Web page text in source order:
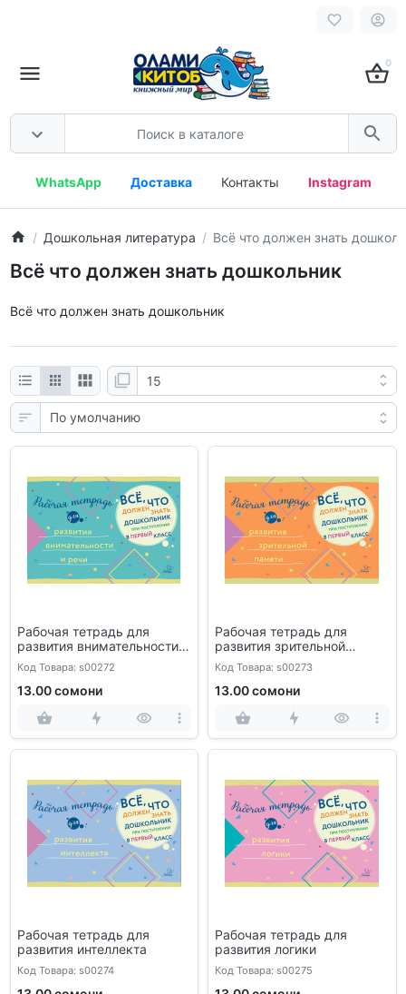
0
WhatsApp Доставка Контакты Instagram
Дошкольная литература Всё что должен знать
Всё что должен знать дошкольник
Всё что должен знать дошкольник
Рабочая тетрадь для
развития внимательности и
речи
Код Товара: s00272
13.00 сомони
Рабочая тетрадь для
развития зрительной
памяти
Код Товара: s00273
13.00 сомони
Рабочая тетрадь для
развития интеллекта
Код Товара: s00274
Рабочая тетрадь для
развития логики
Код Товара: s00275